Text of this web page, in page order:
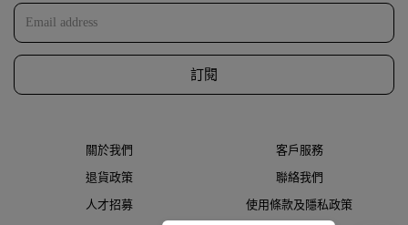
訂閱
關於我們
客戶服務
退貨政策
聯絡我們
人才招募
使用條款及隱私政策